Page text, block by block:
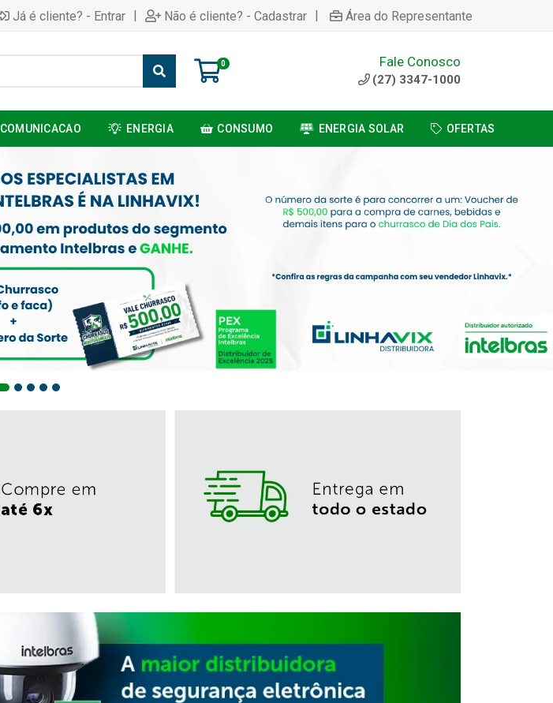
Já é cliente? - Entrar | Não é cliente? - Cadastrar | Área do Representante
0 Fale Conosco
(27) 3347-1000
COMUNICACAO ENERGIA CONSUMO ENERGIA SOLAR OFERTAS